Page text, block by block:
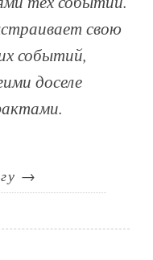
свою
событий,
доселе
→